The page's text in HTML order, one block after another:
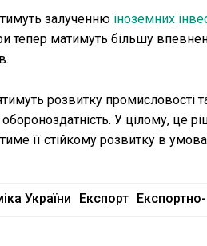
залученню іноземних
тепер матимуть більшу
розвитку
обороноздатність. У цілому,
її стійкому розвитку в
України Експорт